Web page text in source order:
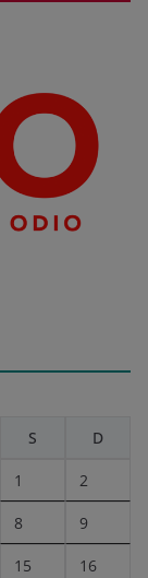
S D
1 2
8 9
15 16